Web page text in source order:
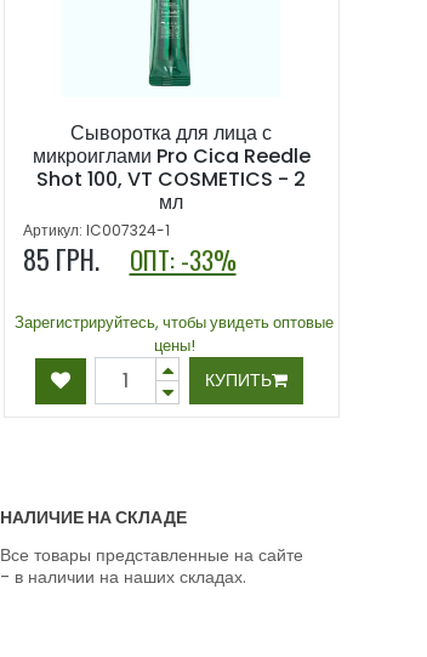
Сыворотка для лица с
микроиглами Pro Cica Reedle
Shot 100, VT COSMETICS - 2
мл
Артикул: IC007324-1
85 ГРН. ОПТ: -33%
Зарегистрируйтесь, чтобы увидеть оптовые
цены!
КУПИТЬ
НАЛИЧИЕ НА СКЛАДЕ
Все товары представленные на сайте
- в наличии на наших складах.